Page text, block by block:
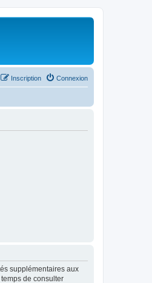
Connexion
Inscription
supplémentaires aux
de consulter